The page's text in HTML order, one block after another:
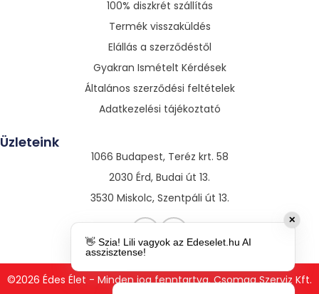
100% diszkrét szállítás
Termék visszaküldés
Elállás a szerződéstől
Gyakran Ismételt Kérdések
Általános szerződési feltételek
Adatkezelési tájékoztató
Üzleteink
1066 Budapest, Teréz krt. 58
2030 Érd, Budai út 13.
3530 Miskolc, Szentpáli út 13.
©2026 Édes Élet - Minden jog fenntartva. Csomag Szerviz Kft.
✕
👋 Szia! Lili vagyok az Edeselet.hu AI
asszisztense!